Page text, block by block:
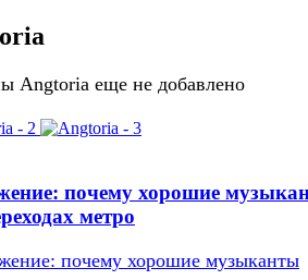
Angtoria еще не добавлено
почему хорошие
метро